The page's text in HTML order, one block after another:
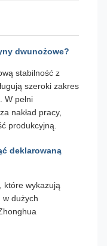
dwunożowe?
stabilność z
szeroki zakres
pełni
nakład pracy,
produkcyjną.
deklarowaną
które wykazują
w dużych